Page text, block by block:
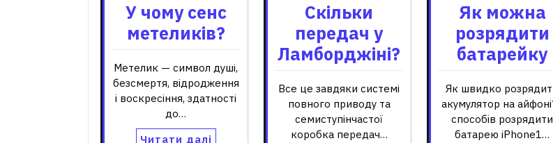
У чому сенс
метеликів?
Метелик — символ душі,
безсмертя, відродження
і воскресіння, здатності
до…
Читати далі
Скільки
передач у
Ламборджіні?
Все це завдяки системі
повного приводу та
семиступінчастої
коробка передач…
Як можна
розрядити
батарейку
Як швидко
акумулятор на
способів розрядити
батарею iPhone1…